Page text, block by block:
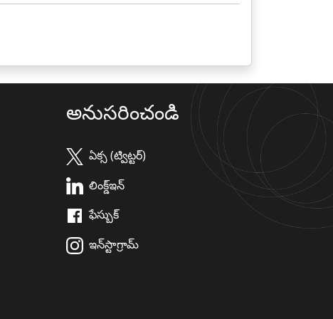
అనుసరించండి
ఏక్స (ట్విట్టర్)
లింక్డ్ఇన్
ఫేస్బుక్
ఇన్‌స్టాగ్రామ్